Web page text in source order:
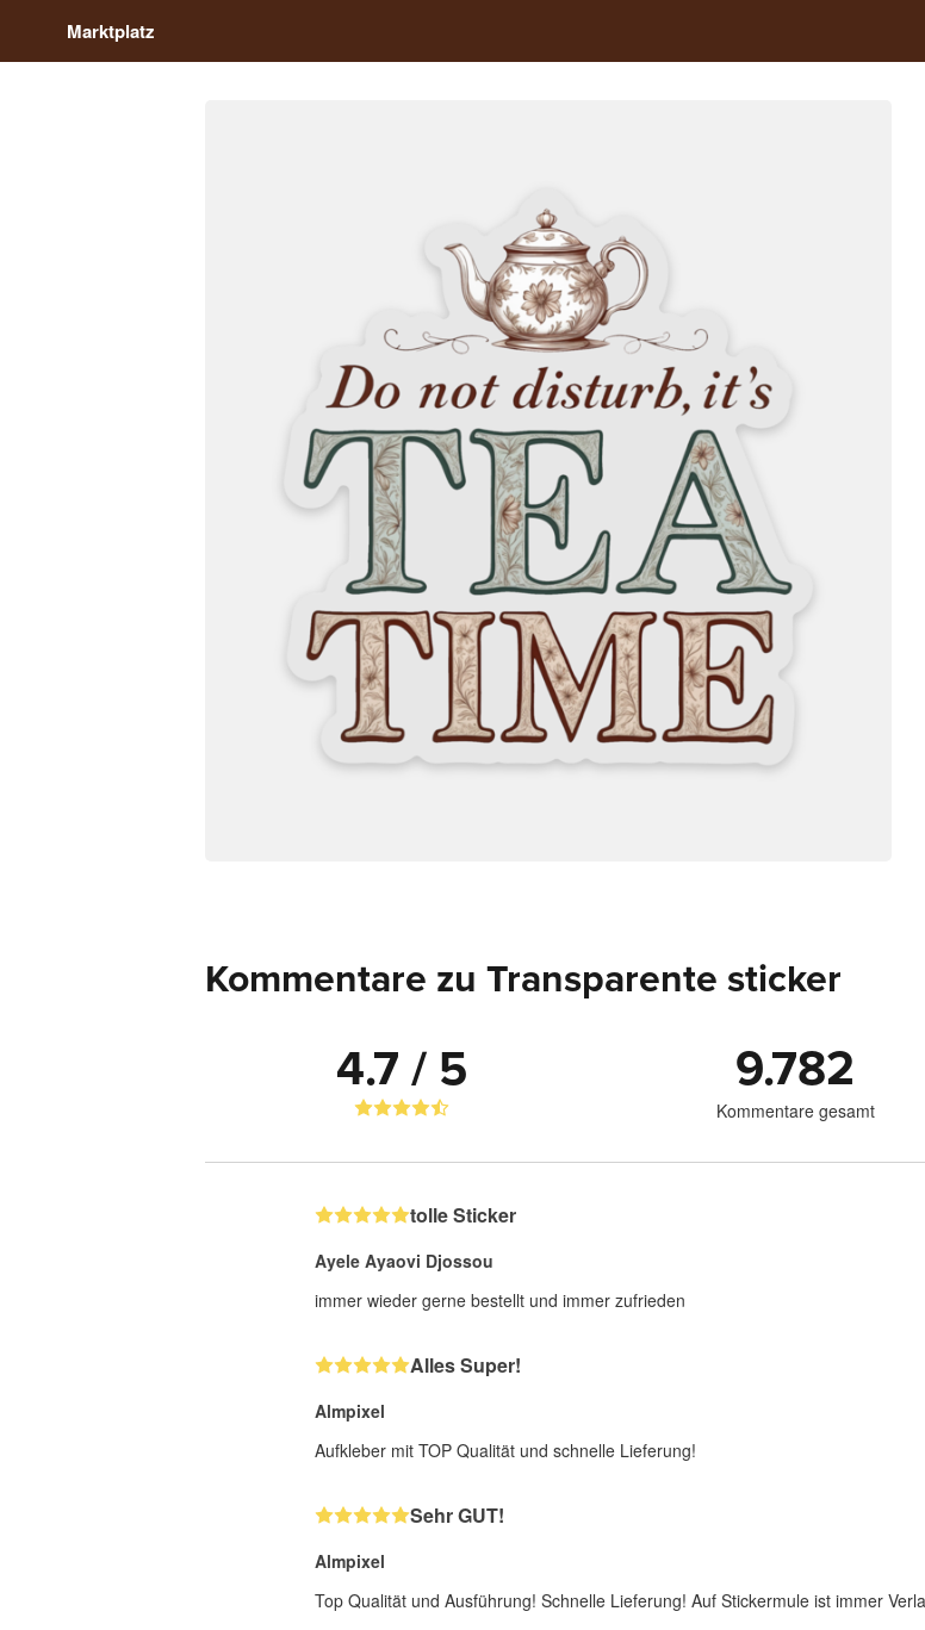
Marktplatz
Kommentare zu Transparente sticker
4.7 / 5 9.782
Kommentare gesamt
tolle Sticker
Ayele Ayaovi Djossou
immer wieder gerne bestellt und immer zufrieden
Alles Super!
Almpixel
Aufkleber mit TOP Qualität und schnelle Lieferung!
Sehr GUT!
Almpixel
Top Qualität und Ausführung! Schnelle Lieferung! Auf Stickermule ist immer